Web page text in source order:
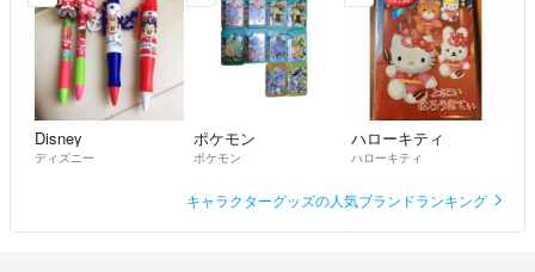
Disney
ディズニー
ポケモン
ポケモン
ハローキティ
ハローキティ
キャラクターグッズの人気ブランドランキング